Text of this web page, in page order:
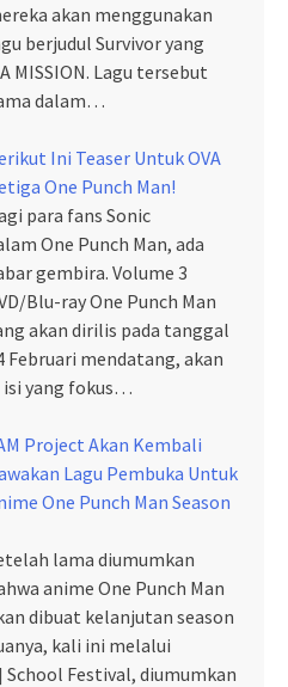
akan menggunakan
berjudul Survivor yang
MISSION. Lagu tersebut
dalam…
Ini Teaser Untuk OVA
One Punch Man!
para fans Sonic
One Punch Man, ada
gembira. Volume 3
Blu-ray One Punch Man
akan dirilis pada tanggal
Februari mendatang, akan
isi yang fokus…
Project Akan Kembali
Lagu Pembuka Untuk
One Punch Man Season
lama diumumkan
anime One Punch Man
dibuat kelanjutan season
kali ini melalui
School Festival, diumumkan